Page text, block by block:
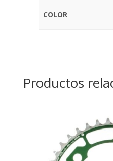
COLOR
Productos